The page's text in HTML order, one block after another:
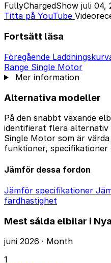
FullyChargedShow juli 04,
Titta på YouTube
Fortsätt läsa
Föregående
Range Single Motor
Mer information
Alternativa modeller
På den snabbt växande
identifierat flera alternativ
Single Motor som är
funktioner, specifikationer
Jämför dessa fordon
Jämför specifikationer
färdhastighet
Mest sålda elbilar i
juni 2026 · Month
1